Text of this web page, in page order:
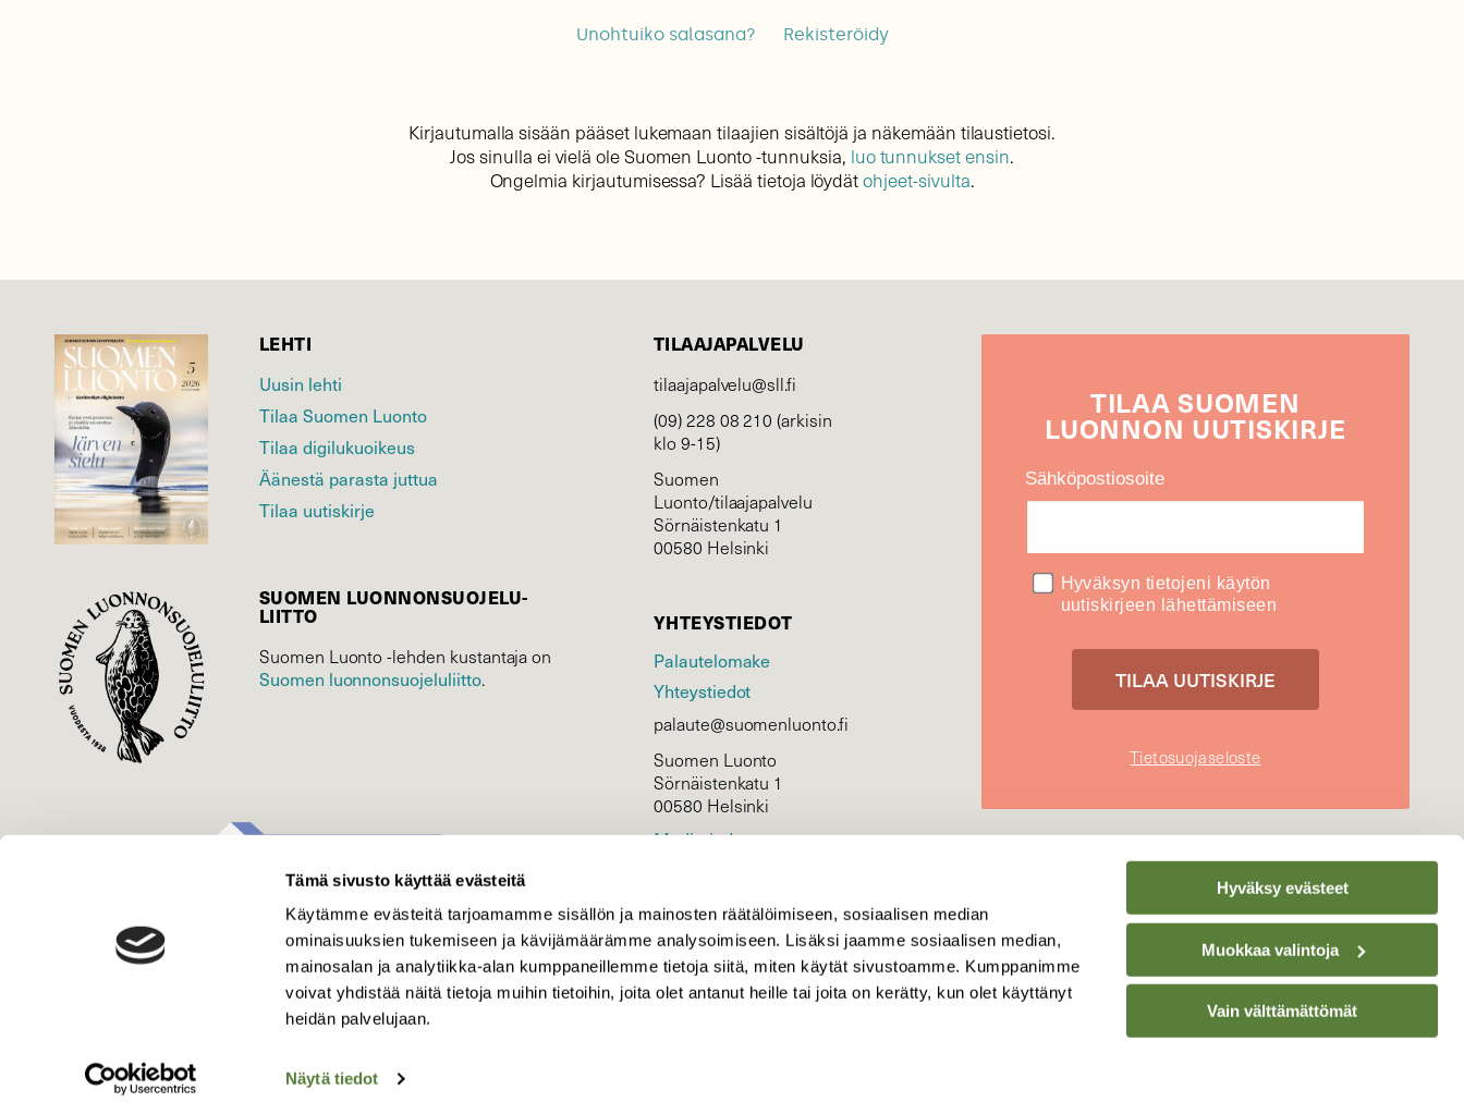
Tämä sivusto käyttää evästeitä
Käytämme evästeitä tarjoamamme sisällön ja mainosten räätälöimiseen, sosiaalisen median
ominaisuuksien tukemiseen ja kävijämäärämme analysoimiseen. Lisäksi jaamme sosiaalisen median,
mainosalan ja analytiikka-alan kumppaneillemme tietoja siitä, miten käytät sivustoamme. Kumppanimme
voivat yhdistää näitä tietoja muihin tietoihin, joita olet antanut heille tai joita on kerätty, kun olet käyttänyt
heidän palvelujaan.
Näytä tiedot
Hyväksy evästeet
Muokkaa valintoja
Vain välttämättömät
Unohtuiko salasana? Rekisteröidy
Kirjautumalla sisään pääset lukemaan tilaajien sisältöjä ja näkemään tilaustietosi.
Jos sinulla ei vielä ole Suomen Luonto -tunnuksia, luo tunnukset ensin.
Ongelmia kirjautumisessa? Lisää tietoja löydätohjeet-sivulta.
LEHTI
Uusin lehti
Tilaa Suomen Luonto
Tilaa digilukuoikeus
Äänestä parasta juttua
Tilaa uutiskirje
SUOMEN LUONNON­SUOJELU­
LIITTO
Suomen Luonto -lehden kustantaja on
Suomen luonnonsuojelu­liitto.
TILAAJAPALVELU
tilaajapalvelu@sll.fi
(09) 228 08 210 (arkisin
klo 9-15)
Suomen
Luonto/tilaajapalvelu
Sörnäistenkatu 1
00580 Helsinki
YHTEYSTIEDOT
Palautelomake
Yhteystiedot
palaute@suomenluonto.fi
Suomen Luonto
Sörnäistenkatu 1
00580 Helsinki
Mediatiedot
KIRJAUDU
TILAASUOMEN
LUONNON UUTIS­KIRJE
Sähköpostiosoite
Hyväksyn tietojeni käytön
uutiskirjeen lähettämiseen
Tietosuojaseloste